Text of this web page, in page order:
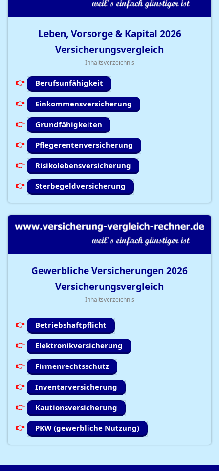
Leben, Vorsorge & Kapital 2026
Versicherungsvergleich
Inhaltsverzeichnis
Berufsunfähigkeit
Einkommensversicherung
Grundfähigkeiten
Pflegerentenversicherung
Risikolebensversicherung
Sterbegeldversicherung
Gewerbliche Versicherungen 2026
Versicherungsvergleich
Inhaltsverzeichnis
Betriebshaftpflicht
Elektronikversicherung
Firmenrechtsschutz
Inventarversicherung
Kautionsversicherung
PKW (gewerbliche Nutzung)